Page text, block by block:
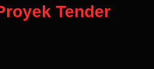
Tender